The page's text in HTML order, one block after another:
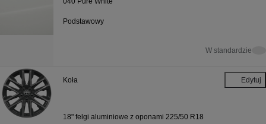
Podstawowy
W standardzie
Koła Edytuj
Koła
18" felgi aluminiowe z oponami 225/50 R18